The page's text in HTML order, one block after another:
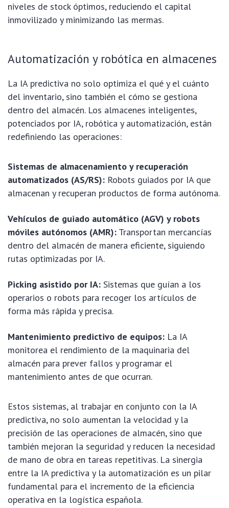
niveles de stock óptimos, reduciendo el capital
inmovilizado y minimizando las mermas.
Automatización y robótica en almacenes
La IA predictiva no solo optimiza el qué y el cuánto
del inventario, sino también el cómo se gestiona
dentro del almacén. Los almacenes inteligentes,
potenciados por IA, robótica y automatización, están
redefiniendo las operaciones:
Sistemas de almacenamiento y recuperación
automatizados (AS/RS): Robots guiados por IA que
almacenan y recuperan productos de forma autónoma.
Vehículos de guiado automático (AGV) y robots
móviles autónomos (AMR): Transportan mercancías
dentro del almacén de manera eficiente, siguiendo
rutas optimizadas por IA.
Picking asistido por IA: Sistemas que guían a los
operarios o robots para recoger los artículos de
forma más rápida y precisa.
Mantenimiento predictivo de equipos: La IA
monitorea el rendimiento de la maquinaria del
almacén para prever fallos y programar el
mantenimiento antes de que ocurran.
Estos sistemas, al trabajar en conjunto con la IA
predictiva, no solo aumentan la velocidad y la
precisión de las operaciones de almacén, sino que
también mejoran la seguridad y reducen la necesidad
de mano de obra en tareas repetitivas. La sinergia
entre la IA predictiva y la automatización es un pilar
fundamental para el incremento de la eficiencia
operativa en la logística española.